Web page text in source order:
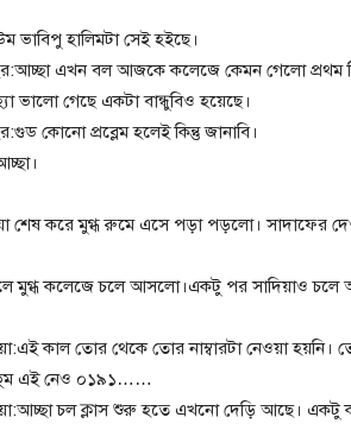
ভাবিপু হালিমটা সেই হইছে।
এখন বল আজকে কলেজে কেমন গেলো প্রথম
ভালো গেছে একটা বান্ধুবিও হয়েছে।
কোনো প্রব্লেম হলেই কিন্তু জানাবি।
শেষ করে মুগ্ধ রুমে এসে পড়া পড়লো। সাদাফের
মুগ্ধ কলেজে চলে আসলো।একটু পর সাদিয়াও
কাল তোর থেকে তোর নাম্বারটা নেওয়া হয়নি।
এই নেও ০১৯১……
চল ক্লাস শুরু হতে এখনো দেড়ি আছে। একটু